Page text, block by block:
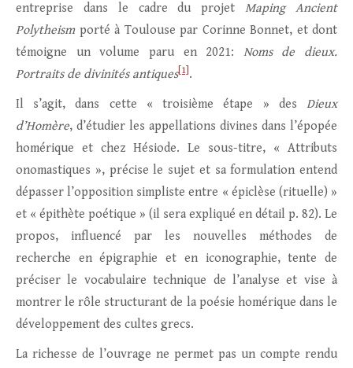
entreprise dans le cadre du projetMaping Ancient
Polytheismporté à Toulouse par Corinne Bonnet, et dont
témoigne un volume paru en 2021: Noms de dieux.
Portraits de divinités antiques[1] .
Il s’agit, dans cette « troisième étape » des Dieux
d’Homère, d’étudier les appellations divines dans l’épopée
homérique et chez Hésiode. Le sous-titre, « Attributs
onomastiques », précise le sujet et sa formulation entend
dépasser l’opposition simpliste entre « épiclèse (rituelle) »
et « épithète poétique » (il sera expliqué en détail p. 82). Le
propos, influencé par les nouvelles méthodes de
recherche en épigraphie et en iconographie, tente de
préciser le vocabulaire technique de l’analyse et vise à
montrer le rôle structurant de la poésie homérique dans le
développement des cultes grecs.
La richesse de l’ouvrage ne permet pas un compte rendu